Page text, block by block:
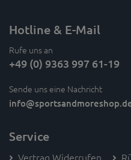
Hotline & E-Mail
Rufe uns an
+49 (0) 9363 997 61-19
Sende uns eine Nachricht
info
Service
Vertrag Widerrufen